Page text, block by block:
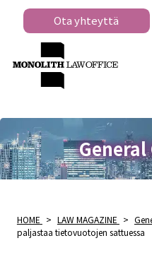
Ota yhteyttä
HOME > LAW MAGAZINE >
paljastaa tietovuotojen sattuessa